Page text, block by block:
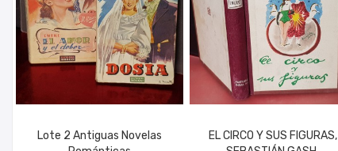
Lote 2 Antiguas Novelas
EL CIRCO Y SUS FIGURAS,